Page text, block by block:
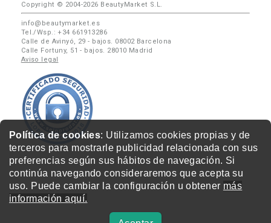
Política de cookies: Utilizamos cookies propias y de
terceros para mostrarle publicidad relacionada con sus
preferencias según sus hábitos de navegación. Si
continúa navegando consideraremos que acepta su
uso. Puede cambiar la configuración u obtener más
información aquí.
Copyright © 2004-2026 BeautyMarket S.L.
info@beautymarket.es
Tel./Wsp.: +34 661913286
Calle de Avinyó, 29 - bajos. 08002 Barcelona
Calle Fortuny, 51 - bajos. 28010 Madrid
Aviso legal